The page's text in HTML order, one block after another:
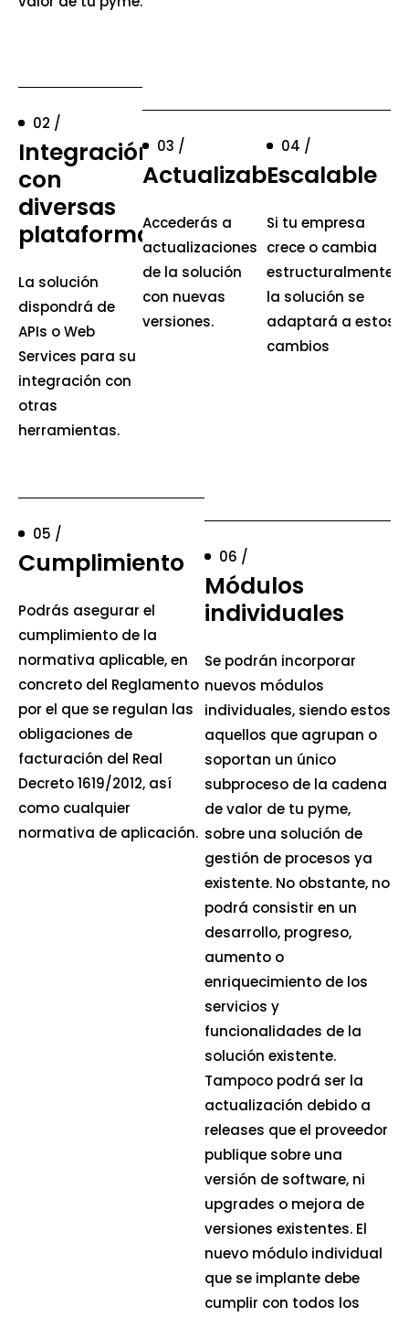
02 /
Integración
con
diversas
plataformas
La solución
dispondrá de
APIs o Web
Services para su
integración con
otras
herramientas.
03 /
Actualizable
Accederás a
actualizaciones
de la solución
con nuevas
versiones.
04 /
Escalable
Si tu empresa
crece o cambia
estructuralmente,
la solución se
adaptará a estos
cambios
05 /
Cumplimiento
Podrás asegurar el
cumplimiento de la
normativa aplicable, en
concreto del Reglamento
por el que se regulan las
obligaciones de
facturación del Real
Decreto 1619/2012, así
como cualquier
normativa de aplicación.
06 /
Módulos
individuales
Se podrán incorporar
nuevos módulos
individuales, siendo estos
aquellos que agrupan o
soportan un único
subproceso de la cadena
de valor de tu pyme,
sobre una solución de
gestión de procesos ya
existente. No obstante, no
podrá consistir en un
desarrollo, progreso,
aumento o
enriquecimiento de los
servicios y
funcionalidades de la
solución existente.
Tampoco podrá ser la
actualización debido a
releases que el proveedor
publique sobre una
versión de software, ni
upgrades o mejora de
versiones existentes. El
nuevo módulo individual
que se implante debe
cumplir con todos los